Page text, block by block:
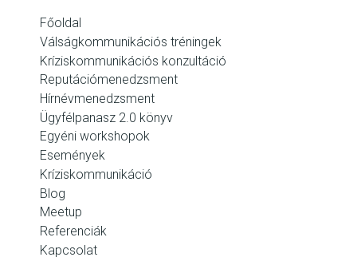
Főoldal
Válságkommunikációs tréningek
Kríziskommunikációs konzultáció
Reputációmenedzsment
Hírnévmenedzsment
Ügyfélpanasz 2.0 könyv
Egyéni workshopok
Események
Kríziskommunikáció
Blog
Meetup
Referenciák
Kapcsolat